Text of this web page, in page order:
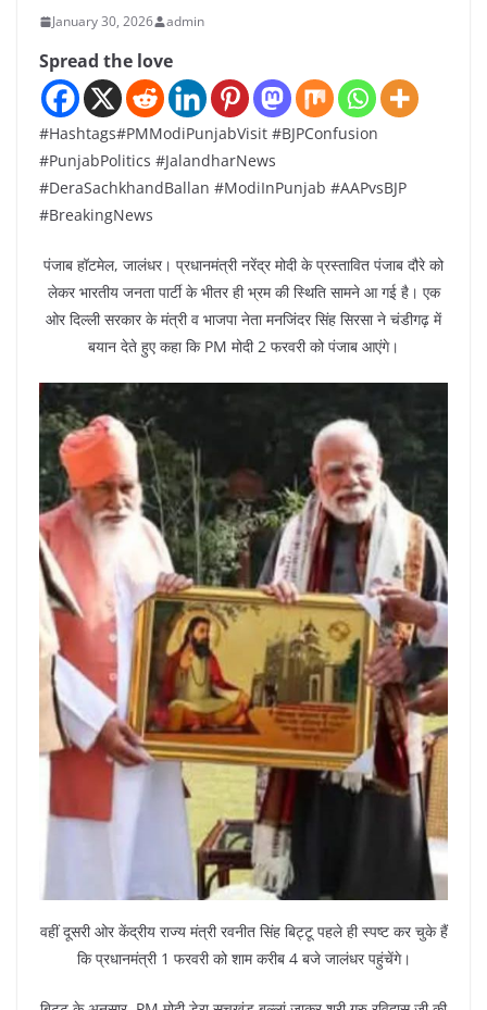
January 30, 2026 admin
Spread the love
#Hashtags#PMModiPunjabVisit #BJPConfusion
#PunjabPolitics #JalandharNews
#DeraSachkhandBallan #ModiInPunjab #AAPvsBJP
#BreakingNews
पंजाब हॉटमेल, जालंधर। प्रधानमंत्री नरेंद्र मोदी के प्रस्तावित पंजाब दौरे को
लेकर भारतीय जनता पार्टी के भीतर ही भ्रम की स्थिति सामने आ गई है। एक
ओर दिल्ली सरकार के मंत्री व भाजपा नेता मनजिंदर सिंह सिरसा ने चंडीगढ़ में
बयान देते हुए कहा कि PM मोदी 2 फरवरी को पंजाब आएंगे।
वहीं दूसरी ओर केंद्रीय राज्य मंत्री रवनीत सिंह बिट्टू पहले ही स्पष्ट कर चुके हैं
कि प्रधानमंत्री 1 फरवरी को शाम करीब 4 बजे जालंधर पहुंचेंगे।